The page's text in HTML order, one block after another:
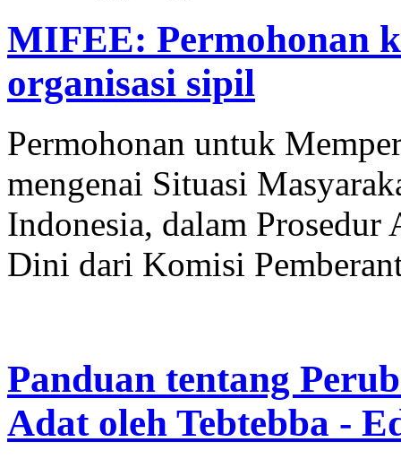
MIFEE: Permohonan
organisasi sipil
Permohonan untuk
mengenai Situasi
Indonesia, dalam Prosedur
Dini dari Komisi
Panduan tentang
Adat oleh Tebtebba -